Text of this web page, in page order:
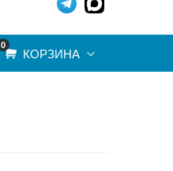
0
КОРЗИНА